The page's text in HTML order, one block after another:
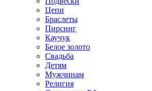
Цепи
Браслеты
Пирсинг
Каучук
Белое золото
Свадьба
Детям
Мужчинам
Религия